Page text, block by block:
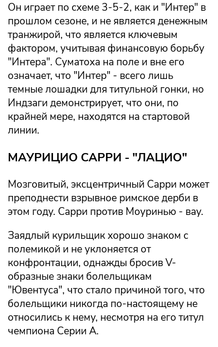
Он играет по схеме 3-5-2, как и "Интер" в
прошлом сезоне, и не является денежным
транжирой, что является ключевым
фактором, учитывая финансовую борьбу
"Интера". Суматоха на поле и вне его
означает, что "Интер" - всего лишь
темные лошадки для титульной гонки, но
Индзаги демонстрирует, что они, по
крайней мере, находятся на стартовой
линии.
МАУРИЦИО САРРИ - "ЛАЦИО"
Мозговитый, эксцентричный Сарри может
преподнести взрывное римское дерби в
этом году. Сарри против Моуринью - вау.
Заядлый курильщик хорошо знаком с
полемикой и не уклоняется от
конфронтации, однажды бросив V-
образные знаки болельщикам
"Ювентуса", что стало причиной того, что
болельщики никогда по-настоящему не
относились к нему, несмотря на его титул
чемпиона Серии А.